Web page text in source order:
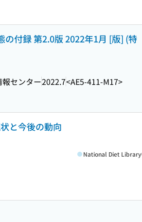
の付録 第2.0版 2022年1月 [版] (特
センター2022.7<AE5-411-M17>
と今後の動向
National Diet Library